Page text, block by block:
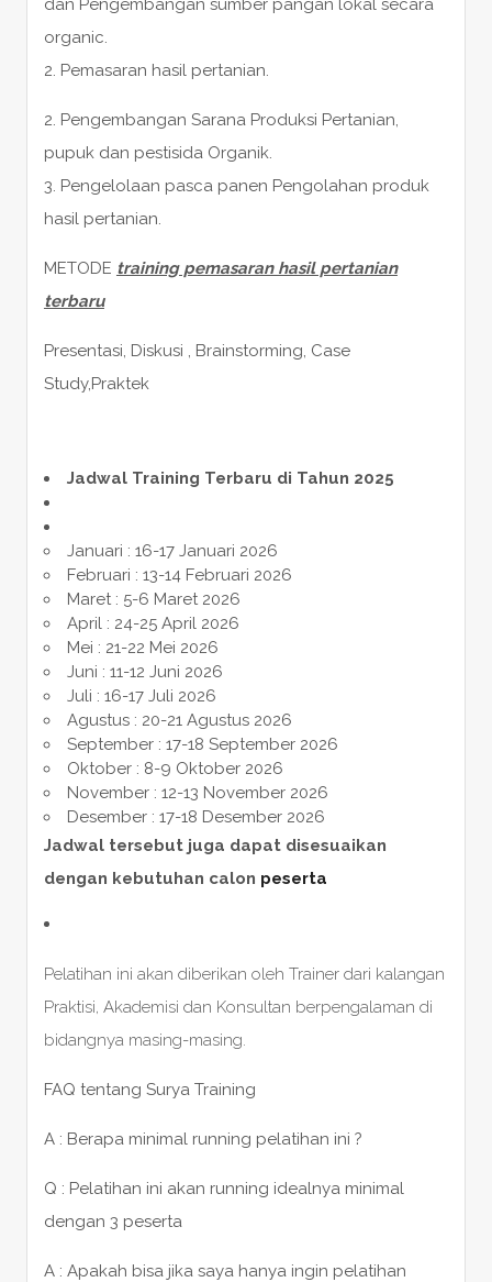
dan Pengembangan sumber pangan lokal secara
organic.
2. Pemasaran hasil pertanian.
2. Pengembangan Sarana Produksi Pertanian,
pupuk dan pestisida Organik.
3. Pengelolaan pasca panen Pengolahan produk
hasil pertanian.
METODE training pemasaran hasil pertanian
terbaru
Presentasi, Diskusi , Brainstorming, Case
Study,Praktek
Jadwal Training Terbaru di Tahun 2025
Januari : 16-17 Januari 2026
Februari : 13-14 Februari 2026
Maret : 5-6 Maret 2026
April : 24-25 April 2026
Mei : 21-22 Mei 2026
Juni : 11-12 Juni 2026
Juli : 16-17 Juli 2026
Agustus : 20-21 Agustus 2026
September : 17-18 September 2026
Oktober : 8-9 Oktober 2026
November : 12-13 November 2026
Desember : 17-18 Desember 2026
Jadwal tersebut juga dapat disesuaikan
dengan kebutuhan calon peserta
Pelatihan ini akan diberikan oleh Trainer dari kalangan
Praktisi, Akademisi dan Konsultan berpengalaman di
bidangnya masing-masing.
FAQ tentang Surya Training
A : Berapa minimal running pelatihan ini ?
Q : Pelatihan ini akan running idealnya minimal
dengan 3 peserta
A : Apakah bisa jika saya hanya ingin pelatihan